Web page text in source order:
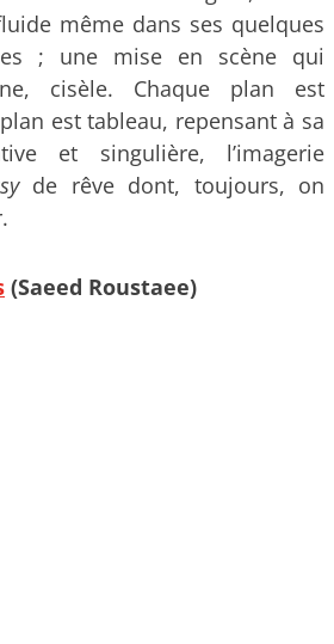
même dans ses quelques
; une mise en scène qui
cisèle. Chaque plan est
est tableau, repensant à sa
et singulière, l’imagerie
de rêve dont, toujours, on
(Saeed Roustaee)